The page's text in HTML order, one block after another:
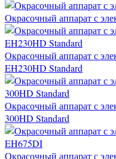
Окрасочный аппарат с
Окрасочный аппарат с
EH230HD Standard
Окрасочный аппарат с
300HD Standard
Окрасочный аппарат с